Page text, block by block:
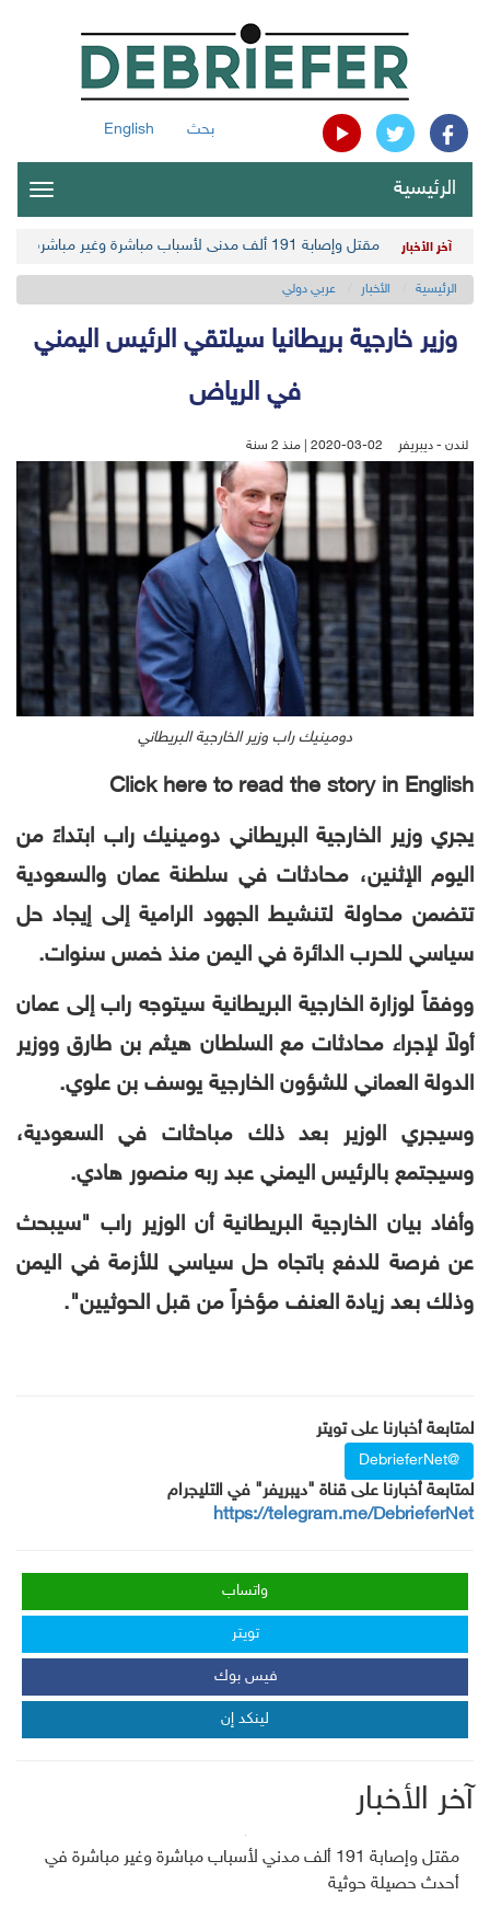
بحث English
الرئيسية
آخر الأخبار مقتل وإصابة 191 ألف مدني لأسباب مباشرة وغير مباشرة في أحدث حصيلة حوثية
الرئيسية الأخبار عربي دولي
وزير خارجية بريطانيا سيلتقي الرئيس اليمني
في الرياض
لندن - ديبريفر 2020-03-02 | منذ 2 سنة
دومينيك راب وزير الخارجية البريطاني
Click here to read the story in English
يجري وزير الخارجية البريطاني دومينيك راب ابتداءً من
اليوم الإثنين، محادثات في سلطنة عمان والسعودية
تتضمن محاولة لتنشيط الجهود الرامية إلى إيجاد حل
سياسي للحرب الدائرة في اليمن منذ خمس سنوات.
ووفقاً لوزارة الخارجية البريطانية سيتوجه راب إلى عمان
أولاً لإجراء محادثات مع السلطان هيثم بن طارق ووزير
الدولة العماني للشؤون الخارجية يوسف بن علوي.
وسيجري الوزير بعد ذلك مباحثات في السعودية،
وسيجتمع بالرئيس اليمني عبد ربه منصور هادي.
وأفاد بيان الخارجية البريطانية أن الوزير راب "سيبحث
عن فرصة للدفع باتجاه حل سياسي للأزمة في اليمن
وذلك بعد زيادة العنف مؤخراً من قبل الحوثيين".
لمتابعة أخبارنا على تويتر
@DebrieferNet
لمتابعة أخبارنا على قناة "ديبريفر" في التليجرام
https://telegram.me/DebrieferNet
واتساب
تويتر
فيس بوك
لينكد إن
آخر الأخبار
مقتل وإصابة 191 ألف مدني لأسباب مباشرة وغير مباشرة في
أحدث حصيلة حوثية